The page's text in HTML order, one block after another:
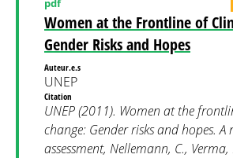
Women at the Frontline of
Gender Risks and Hopes
Auteur.e.s
UNEP
Citation
UNEP (2011). Women at the
change: Gender risks and hopes. A
assessment, Nellemann, C.,